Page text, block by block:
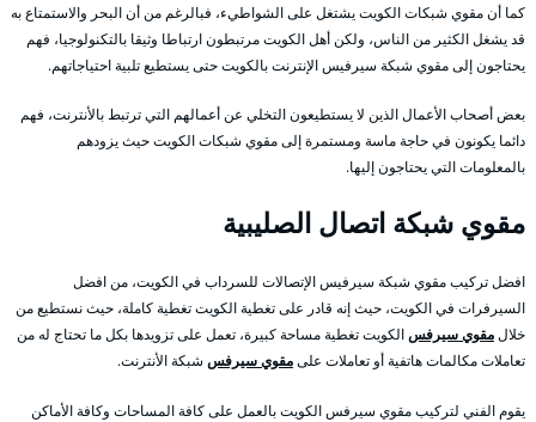
كما أن مقوي شبكات الكويت يشتغل على الشواطيء، فبالرغم من أن البحر والاستمتاع به
قد يشغل الكثير من الناس، ولكن أهل الكويت مرتبطون ارتباطا وثيقا بالتكنولوجيا، فهم
يحتاجون إلى مقوي شبكة سيرفيس الإنترنت بالكويت حتى يستطيع تلبية احتياجاتهم.
بعض أصحاب الأعمال الذين لا يستطيعون التخلي عن أعمالهم التي ترتبط بالأنترنت، فهم
دائما يكونون في حاجة ماسة ومستمرة إلى مقوي شبكات الكويت حيث يزودهم
بالمعلومات التي يحتاجون إليها.
مقوي شبكة اتصال الصليبية
افضل تركيب مقوي شبكة سيرفيس الإتصالات للسرداب في الكويت، من افضل
السيرفرات في الكويت، حيث إنه قادر على تغطية الكويت تغطية كاملة، حيث نستطيع من
خلالمقوي سيرفسالكويت تغطية مساحة كبيرة، تعمل على تزويدها بكل ما تحتاج له من
تعاملات مكالمات هاتفية أو تعاملات علىمقوي سيرفس شبكة الأنترنت.
يقوم الفني لتركيب مقوي سيرفس الكويت بالعمل على كافة المساحات وكافة الأماكن